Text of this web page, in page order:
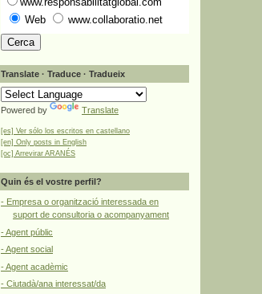
Web
www.collaboratio.net
Translate · Traduce · Tradueix
Powered by Translate
[es] Ver sólo los escritos en castellano
[en] Only posts in English
[oc] Arrevirar ARANÉS
Quin és el vostre perfil?
- Empresa o organització interessada en
suport de consultoria o acompanyament
- Agent públic
- Agent social
- Agent acadèmic
- Ciutadà/ana interessat/da